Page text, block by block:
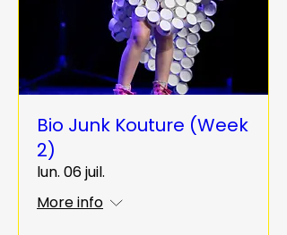
Bio Junk Kouture (Week
2)
lun. 06 juil.
More info